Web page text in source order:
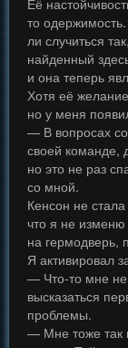
Её
то
ли случиться
найденный
и она теперь
Хотя её
но у меня
— В вопросах
своей команде,
но это не раз
со мной.
Кенсон не
что я не изменю
на гермодверь,
Я активировал
— Что-то мне не
высказаться
проблемы.
— Мне тоже так